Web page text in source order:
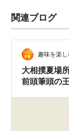
分かってしま
トールの時は
関連ブログ
趣味を楽
大相撲夏場
前頭筆頭の